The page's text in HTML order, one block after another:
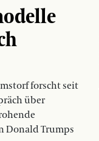
forscht seit
über
Donald Trumps